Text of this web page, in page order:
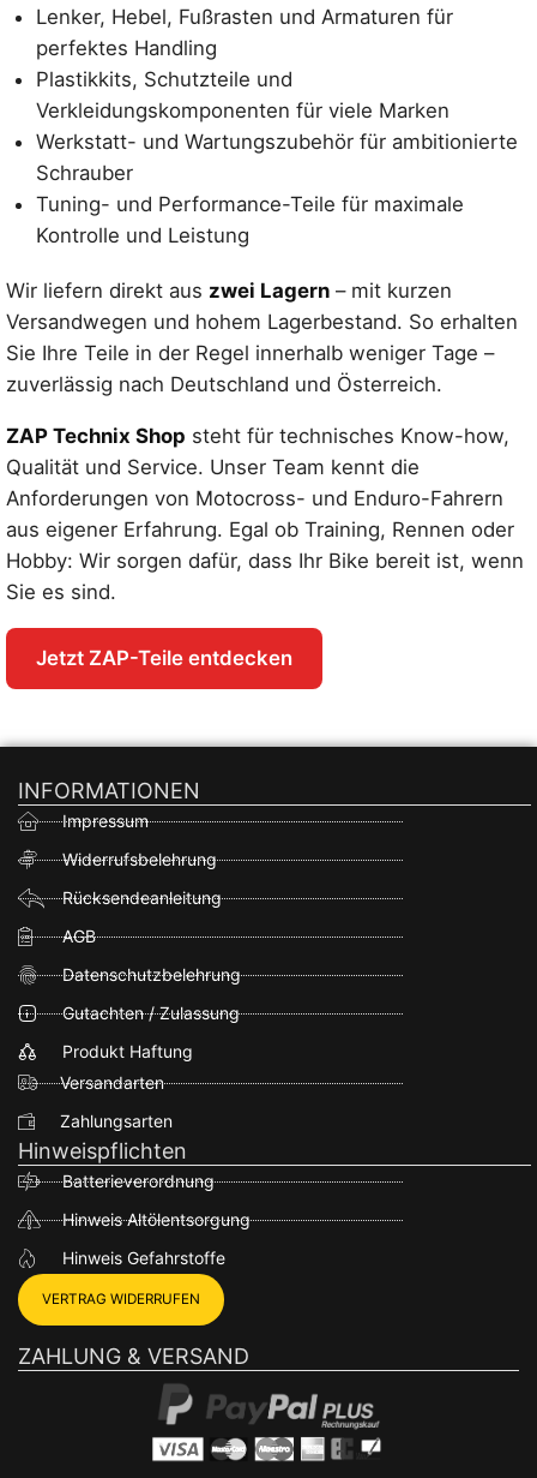
Lenker, Hebel, Fußrasten und Armaturen für
perfektes Handling
Plastikkits, Schutzteile und
Verkleidungskomponenten für viele Marken
Werkstatt- und Wartungszubehör für ambitionierte
Schrauber
Tuning- und Performance-Teile für maximale
Kontrolle und Leistung
Wir liefern direkt aus zwei Lagern – mit kurzen
Versandwegen und hohem Lagerbestand. So erhalten
Sie Ihre Teile in der Regel innerhalb weniger Tage –
zuverlässig nach Deutschland und Österreich.
ZAP Technix Shop steht für technisches Know-how,
Qualität und Service. Unser Team kennt die
Anforderungen von Motocross- und Enduro-Fahrern
aus eigener Erfahrung. Egal ob Training, Rennen oder
Hobby: Wir sorgen dafür, dass Ihr Bike bereit ist, wenn
Sie es sind.
Jetzt ZAP-Teile entdecken
INFORMATIONEN
Impressum
Widerrufsbelehrung
Rücksendeanleitung
AGB
Datenschutzbelehrung
Gutachten / Zulassung
Produkt Haftung
Versandarten
Zahlungsarten
Hinweispflichten
Batterieverordnung
Hinweis Altölentsorgung
Hinweis Gefahrstoffe
VERTRAG WIDERRUFEN
ZAHLUNG & VERSAND